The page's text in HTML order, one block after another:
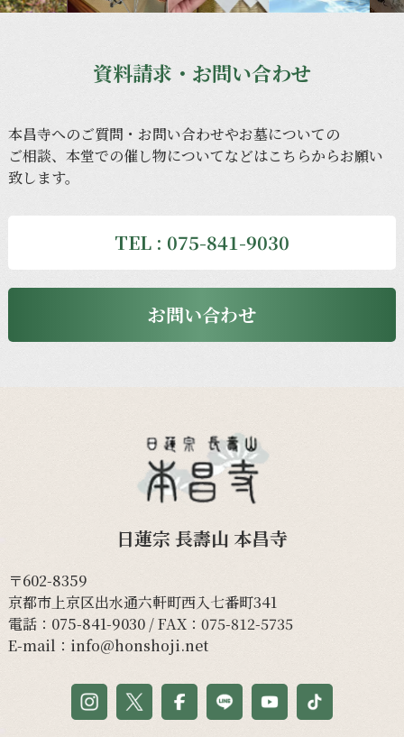
資料請求・お問い合わせ
本昌寺へのご質問・ お問い合わせやお墓についての
ご相談、 本堂での催し物についてなどはこちらからお願い
致します。
TEL : 075-841-9030
お問い合わせ
日蓮宗 長壽山 本昌寺
〒602-8359
京都市上京区出水通六軒町西入七番町341
電話： 075-841-9030/ FAX：075-812-5735
E-mail： info@honshoji.net